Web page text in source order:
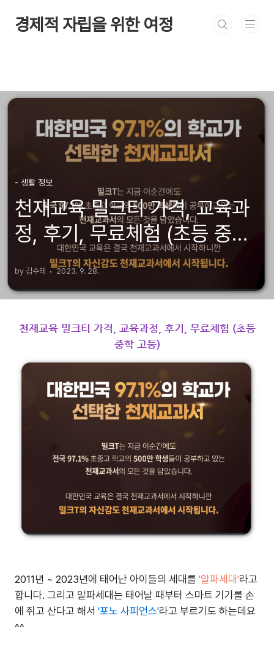
경제적 자립을 위한 여정
- 생활 정보
천재교육 밀크티 가격, 교육과
정, 후기, 무료체험 (초등 중학
고등)
by 김수레 2023. 9. 28.
천재교육 밀크티 가격, 교육과정, 후기, 무료체험 (초등
중학 고등)
2011년 ~ 2023년에 태어난 아이들의 세대를 '알파세대'라고
합니다. 그리고 알파세대는 태어날 때부터 스마트 기기를 손
에 쥐고 산다고 해서 '포노 사피언스'라고 부르기도 하는데요
^^